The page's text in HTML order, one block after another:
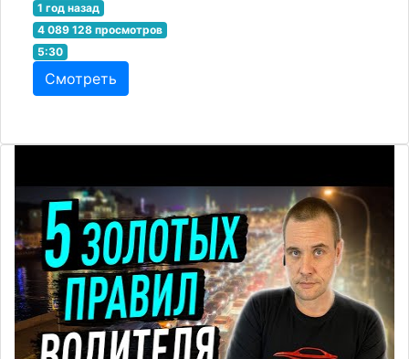
1 год назад
4 089 128 просмотров
5:30
Смотреть